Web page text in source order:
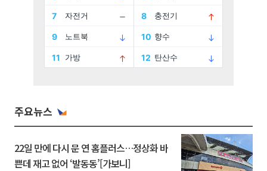
주요뉴스
22일 만에 다시 문 연 홈플러스…정상화 바
쁜데 재고 없어 ‘발동동’[가보니]